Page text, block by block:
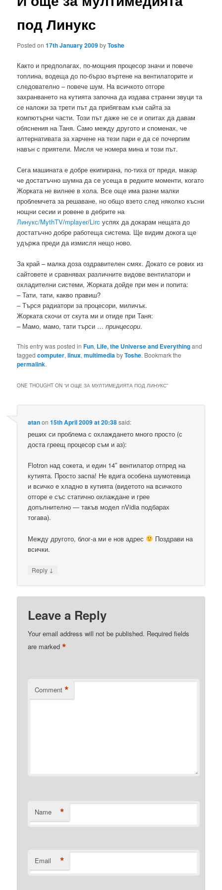
под Линукс
Posted on17th January 2009byToshe
Както и предполагах, по-мощния процесор значи и повече
топлина, водеща до по-бързо въртене на вентилаторите и
следователно – повече шум. На всичкото отгоре
захранването на кутията започна да издава странни звуци та
се наложи за трети път да прибягвам към сайта за
компютърни части. Този път даже не се и опитах да давам
обяснения на Таня. Само между другото и споменах, че
алтернативата за харчене на тези пари е да се почерпим
навън с приятели. Мисля че номера мина и този път.
Сега машината е добре екипирана, по-тиха от преди, макар
че достатъчно шумна да се усеща в редките моменти, когато
Жорката не вилнее в хола. Все още има разни малки
проблемчета за решаване, но общо взето след няколко късни
нощни сесии и ровене в дебрите на
Линукс/MythTV/mplayer/Lirc успях да докарам нещата до
достатъчно добре работеща система. Ще видим докога ще
удържа преди да измисля нещо ново.
За край – малка доза оздравителен смях. Докато се рових из
сайтовете и сравнявах различните видове вентилатори и
охладителни системи, Жорката дойде при мен и попита:
– Тати, тати, какво правиш?
– Търся радиатори за процесори, миличък.
Жорката скочи от скута ми и отиде при Таня:
– Мамо, мамо, тати търси …принцесори.
This entry was posted inFun, Life, the Universe and Everythingand
taggedcomputer,linux,multimediabyToshe. Bookmark the
permalink.
ONE THOUGHT ON “И ОЩЕ ЗА МУЛТИМЕДИЯТА ПОД ЛИНУКС”
atanon15th April 2009 at 20:38said:
реших си проблема с охлаждането много просто (с
доста греещ процесор съм и аз):
Flotron над сокета, и един 14″ вентилатор отпред на
кутията. Просто заспа! Не вдига особена шумотевица
и всичко е хладно в кутията (видетото на всичкото
отгоре е със статично охлаждане и грее
допълнително — такъв модел nVidia подбарах
тогава).
Между другото, блог-а ми е нов адрес
Поздрави на
всички.
Reply ↓
Leave a Reply
Your email address will not be published. Required fields
are marked*
Comment *
Name *
Email *